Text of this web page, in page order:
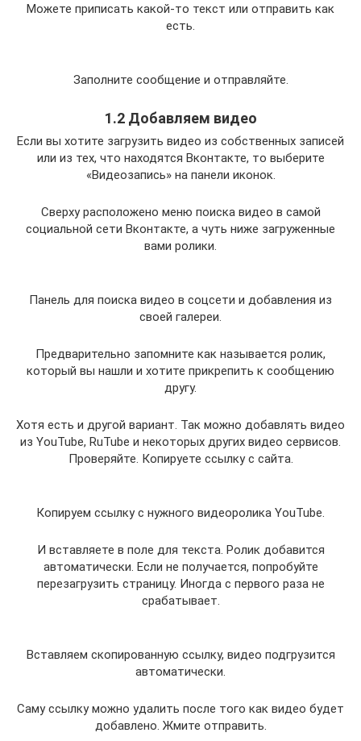
Можете приписать какой-то текст или отправить как
есть.
Заполните сообщение и отправляйте.
1.2 Добавляем видео
Если вы хотите загрузить видео из собственных записей
или из тех, что находятся Вконтакте, то выберите
«Видеозапись» на панели иконок.
Сверху расположено меню поиска видео в самой
социальной сети Вконтакте, а чуть ниже загруженные
вами ролики.
Панель для поиска видео в соцсети и добавления из
своей галереи.
Предварительно запомните как называется ролик,
который вы нашли и хотите прикрепить к сообщению
другу.
Хотя есть и другой вариант. Так можно добавлять видео
из YouTube, RuTube и некоторых других видео сервисов.
Проверяйте. Копируете ссылку с сайта.
Копируем ссылку с нужного видеоролика YouTube.
И вставляете в поле для текста. Ролик добавится
автоматически. Если не получается, попробуйте
перезагрузить страницу. Иногда с первого раза не
срабатывает.
Вставляем скопированную ссылку, видео подгрузится
автоматически.
Саму ссылку можно удалить после того как видео будет
добавлено. Жмите отправить.